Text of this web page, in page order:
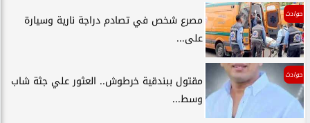
حوادث
مصرع شخص في تصادم دراجة نارية وسيارة
على...
حوادث
مقتول ببندقية خرطوش.. العثور علي جثة شاب
وسط...